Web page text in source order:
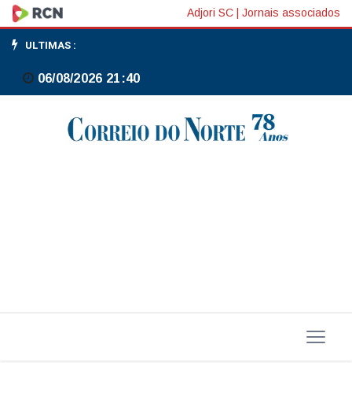
Moraes
manda
prender
pretos
Adjori SC Jornais associados
ULTIMAS :
06/08/2026 21:40